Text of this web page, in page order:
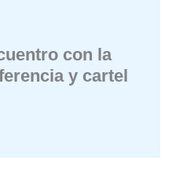
con la
y cartel